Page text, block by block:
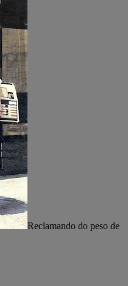
Reclamando do peso de